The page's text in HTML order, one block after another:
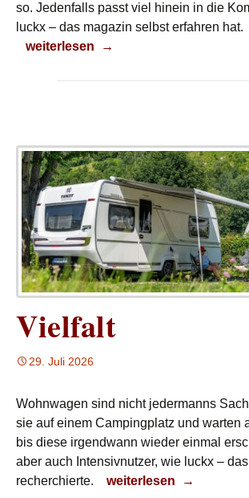
so. Jedenfalls passt viel hinein in die
luckx – das magazin selbst erfahren hat.
Der Caravan war ein Kombi
weiterlesen →
Vielfalt
29. Juli 2026
Wohnwagen sind nicht jedermanns
sie auf einem Campingplatz und warten
bis diese irgendwann wieder einmal
aber auch Intensivnutzer, wie luckx –
recherchierte.
Vielfalt
weiterlesen →